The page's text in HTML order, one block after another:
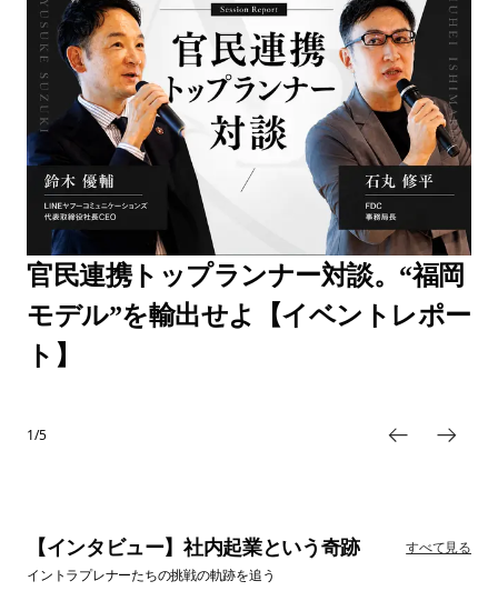
官民連携トップランナー対談。“福岡
モデル”を輸出せよ【イベントレポー
ト】
【LIFULL龔軼群】住宅弱者と家をつ
なぐFRIENDLY DOOR。ソーシャル
龔軼群（キョウ イグン）
【アコム発】借金イコール悪、じゃ
ない。大企業発スタートアップが挑
む信用のカタチ「マネーのランプ」
【アトツギDNA】春川英広。承継
し、倒産し、6800の経営支援で辿り
着いた「新・アトツギ経営論」
Presented by モノグサ
【変わる、公教育の最前線】AIドリ
ル「Monoxer」記憶で、学びの土台
をつくる
【インタビュー】社内起業という奇跡